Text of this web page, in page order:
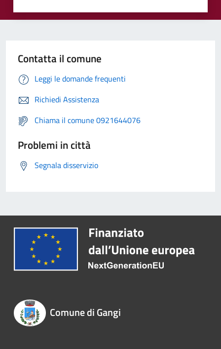
Contatta il comune
Leggi le domande frequenti
Richiedi Assistenza
Chiama il comune 0921644076
Problemi in città
Segnala disservizio
Comune di Gangi